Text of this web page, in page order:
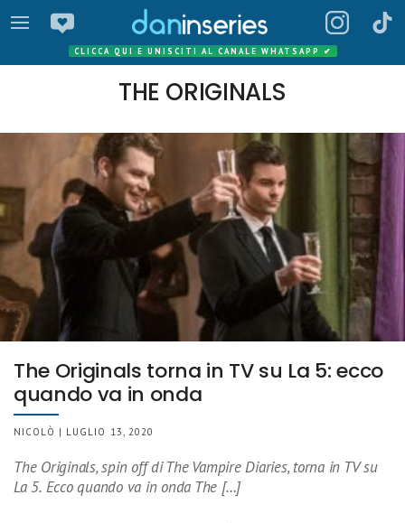
CLICCA QUI E UNISCITI AL CANALE WHATSAPP ✔
THE ORIGINALS
The Originals torna in TV su La 5: ecco
quando va in onda
NICOLÒ | LUGLIO 13, 2020
The Originals, spin off di The Vampire Diaries, torna in TV su
La 5. Ecco quando va in onda The […]